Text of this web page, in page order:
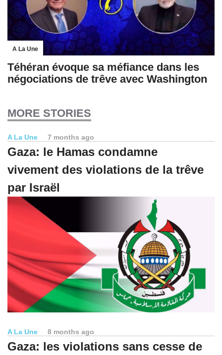
A La Une
Téhéran évoque sa méfiance dans les
négociations de trêve avec Washington
MORE STORIES
A La Une 7 months ago
Gaza: le Hamas condamne
vivement des violations de la trêve
par Israël
A La Une 8 months ago
Gaza: les violations sans cesse de